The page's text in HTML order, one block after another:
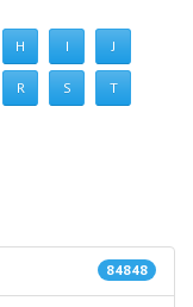
H I J
R S T
84848